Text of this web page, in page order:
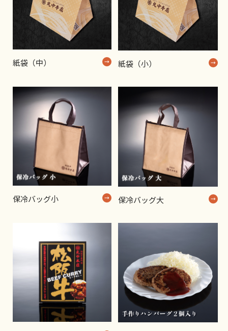
紙袋（中） 紙袋（小）
保冷バッグ小 保冷バッグ大